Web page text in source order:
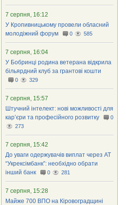
7 серпня, 16:12
У Кропивницькому провели обласний
молодіжний форум
0 585
7 серпня, 16:04
У Бобринці родина ветерана відкрила
більярдний клуб за грантові кошти
0 329
7 серпня, 15:57
Штучний інтелект: нові можливості для
кар’єри та професійного розвитку
0
273
7 серпня, 15:42
До уваги одержувачів виплат через АТ
“Укрексімбанк”: необхідно обрати
інший банк
0 281
7 серпня, 15:28
Майже 700 ВПО на Кіровоградщині